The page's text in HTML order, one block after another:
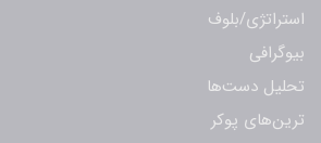
استراتژی/بلوف
بیوگرافی
تحلیل دست‌ها
ترین‌های پوکر